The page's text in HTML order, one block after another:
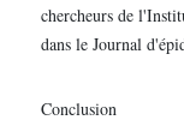
chercheurs de
dans le Journal
Conclusion